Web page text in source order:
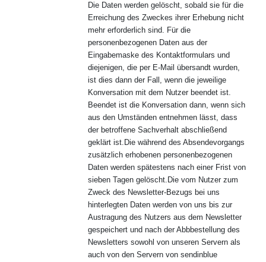
Die Daten werden gelöscht, sobald sie für die
Erreichung des Zweckes ihrer Erhebung nicht
mehr erforderlich sind. Für die
personenbezogenen Daten aus der
Eingabemaske des Kontaktformulars und
diejenigen, die per E-Mail übersandt wurden,
ist dies dann der Fall, wenn die jeweilige
Konversation mit dem Nutzer beendet ist.
Beendet ist die Konversation dann, wenn sich
aus den Umständen entnehmen lässt, dass
der betroffene Sachverhalt abschließend
geklärt ist.Die während des Absendevorgangs
zusätzlich erhobenen personenbezogenen
Daten werden spätestens nach einer Frist von
sieben Tagen gelöscht.Die vom Nutzer zum
Zweck des Newsletter-Bezugs bei uns
hinterlegten Daten werden von uns bis zur
Austragung des Nutzers aus dem Newsletter
gespeichert und nach der Abbbestellung des
Newsletters sowohl von unseren Servern als
auch von den Servern von sendinblue